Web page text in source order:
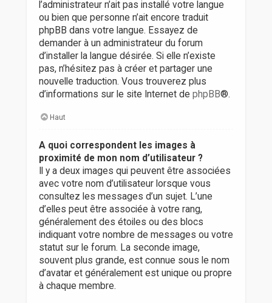
l’administrateur n’ait pas installé votre langue
ou bien que personne n’ait encore traduit
phpBB dans votre langue. Essayez de
demander à un administrateur du forum
d’installer la langue désirée. Si elle n’existe
pas, n’hésitez pas à créer et partager une
nouvelle traduction. Vous trouverez plus
d’informations sur le site Internet de phpBB®.
Haut
A quoi correspondent les images à
proximité de mon nom d’utilisateur ?
Il y a deux images qui peuvent être associées
avec votre nom d’utilisateur lorsque vous
consultez les messages d’un sujet. L’une
d’elles peut être associée à votre rang,
généralement des étoiles ou des blocs
indiquant votre nombre de messages ou votre
statut sur le forum. La seconde image,
souvent plus grande, est connue sous le nom
d’avatar et généralement est unique ou propre
à chaque membre.